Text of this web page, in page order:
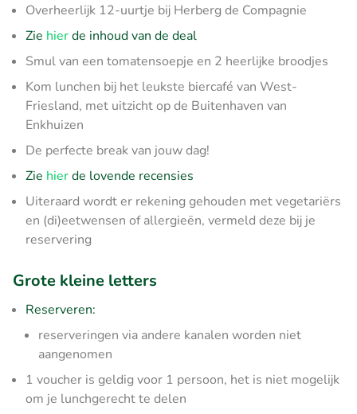
Overheerlijk 12-uurtje bij Herberg de Compagnie
Zie hierde inhoud van de deal
Smul van een tomatensoepje en 2 heerlijke broodjes
Kom lunchen bij het leukste biercafé van West-
Friesland, met uitzicht op de Buitenhaven van
Enkhuizen
De perfecte break van jouw dag!
Zie hierde lovende recensies
Uiteraard wordt er rekening gehouden met vegetariërs
en (di)eetwensen of allergieën, vermeld deze bij je
reservering
Grote kleine letters
Reserveren:
reserveringen via andere kanalen worden niet
aangenomen
1 voucher is geldig voor 1 persoon, het is niet mogelijk
om je lunchgerecht te delen